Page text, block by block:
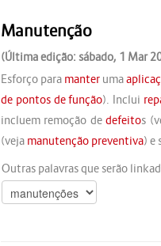
Manutenção
(Última edição: sábado, 1 Mar
Esforço para manter uma
de pontos de função). Inclui
incluem remoção dedefeitos
(veja manutenção preventiva) e
Outras palavras que serão